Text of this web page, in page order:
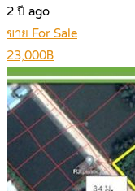
2 ปี ago
ขาย For Sale
23,000฿